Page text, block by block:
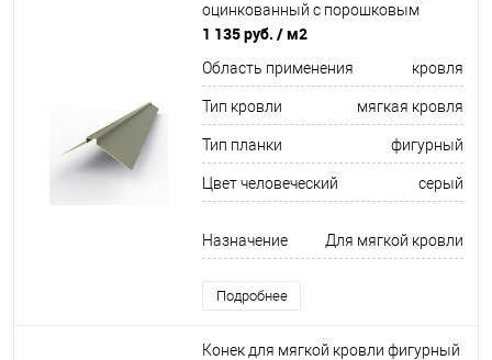
оцинкованный c порошковым
покрытием 0,45мм RAL 7023
1 135 руб. / м2
Область применения кровля
Тип кровли мягкая кровля
Тип планки фигурный
Цвет человеческий серый
Назначение Для мягкой кровли
Подробнее
Конек для мягкой кровли фигурный